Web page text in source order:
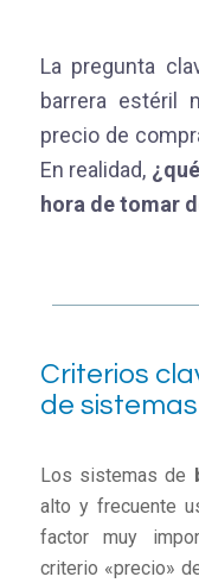
La pregunta
barrera estéril
precio de
En realidad,
hora de tomar
Criterios
de
Los sistemas de
alto y frecuente
factor muy
criterio «precio»